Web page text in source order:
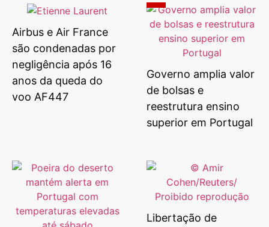
Airbus e Air France
são condenadas por
negligência após 16
anos da queda do
voo AF447
Governo amplia valor
de bolsas e
reestrutura ensino
superior em Portugal
Libertação de